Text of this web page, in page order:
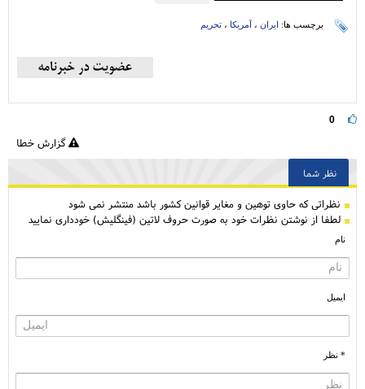
برچسب ها: ایران ، آمریکا ، تحریم
0
گزارش خطا
نظر شما
نظراتی كه حاوی توهین و مغایر قوانین کشور باشد منتشر نمی شود
لطفا از نوشتن نظرات خود به صورت حروف لاتین (فینگلیش) خودداری نمایید
نام
ایمیل
* نظر